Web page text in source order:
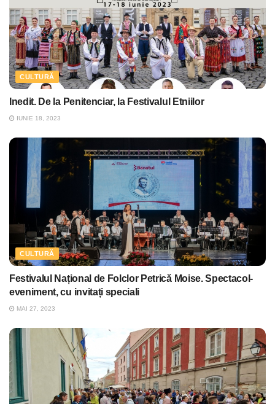
CULTURĂ
Inedit. De la Penitenciar, la Festivalul Etniilor
IUNIE 18, 2023
CULTURĂ
Festivalul Național de Folclor Petrică Moise. Spectacol-
eveniment, cu invitați speciali
MAI 27, 2023